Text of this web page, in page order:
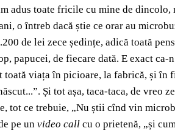
adus toate fricile cu mine de
o întreb dacă știe ce orar au
de lei zece ședințe, adică toată
papucei, de fiecare dată. E exact
toată viața în picioare, la fabrică, și
Și tot așa, taca-taca, de
tot ce trebuie, „Nu știi cînd vin
pe un video call cu o prietenă, „și